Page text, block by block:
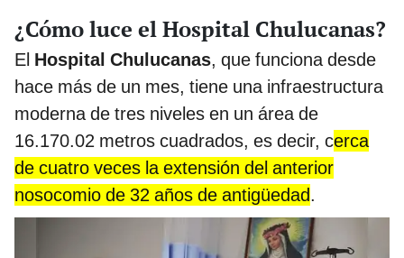
¿Cómo luce el Hospital Chulucanas?
El Hospital Chulucanas, que funciona desde
hace más de un mes, tiene una infraestructura
moderna de tres niveles en un área de
16.170.02 metros cuadrados, es decir, cerca
de cuatro veces la extensión del anterior
nosocomio de 32 años de antigüedad.